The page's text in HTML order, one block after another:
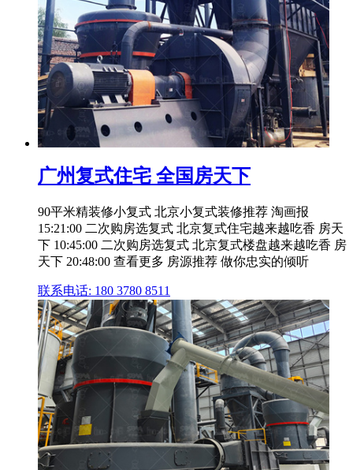
广州复式住宅 全国房天下
90平米精装修小复式 北京小复式装修推荐 淘画报
15:21:00 二次购房选复式 北京复式住宅越来越吃香 房天
下 10:45:00 二次购房选复式 北京复式楼盘越来越吃香 房
天下 20:48:00 查看更多 房源推荐 做你忠实的倾听
联系电话: 180 3780 8511